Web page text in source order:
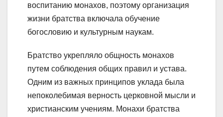
воспитанию монахов, поэтому организация
жизни братства включала обучение
богословию и культурным наукам.
Братство укрепляло общность монахов
путем соблюдения общих правил и устава.
Одним из важных принципов уклада была
непоколебимая верность церковной мысли и
христианским учениям. Монахи братства